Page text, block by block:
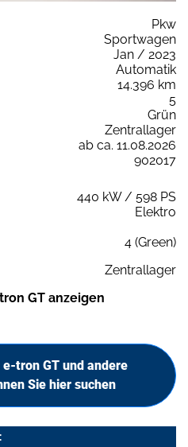
Pkw
Sportwagen
Jan / 2023
Automatik
14.396 km
5
Grün
Zentrallager
ab ca. 11.08.2026
902017
440 kW / 598 PS
Elektro
4 (Green)
Zentrallager
GT anzeigen
tron GT und andere
Sie hier suchen